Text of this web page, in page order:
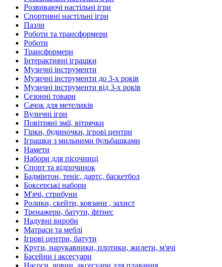
Розвиваючі настільні ігри
Спортивні настільні ігри
Пазли
Роботи та трансформери
Роботи
Трансформери
Інтерактивні іграшки
Музичні інструменти
Музичні інструменти до 3-х років
Музичні інструменти від 3-х років
Сезонні товари
Сачок для метеликів
Вуличні ігри
Повітряні змії, вітрячки
Гірки, будиночки, ігрові центри
Іграшки з мильними бульбашками
Намети
Набори для пісочниці
Спорт та відпочинок
Бадмінтон, теніс, дартс, баскетбол
Боксерські набори
М'ячі, стрибуни
Ролики, скейти, ковзани , захист
Тренажери, батути, фітнес
Надувні вироби
Матраси та меблі
Ігрові центри, батути
Круги, нарукавники, плотики, жилети, м'ячі
Басейни і аксесуари
Насоси, човни, аксесуари для плавання